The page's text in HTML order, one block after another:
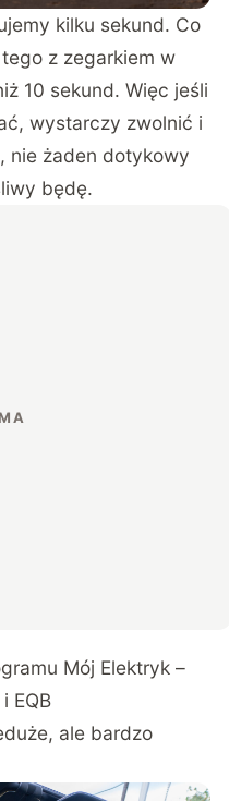
kilku sekund. Co
z zegarkiem w
10 sekund. Więc jeśli
wystarczy zwolnić i
nie żaden dotykowy
będę.
Mój Elektryk –
EQB
ale bardzo